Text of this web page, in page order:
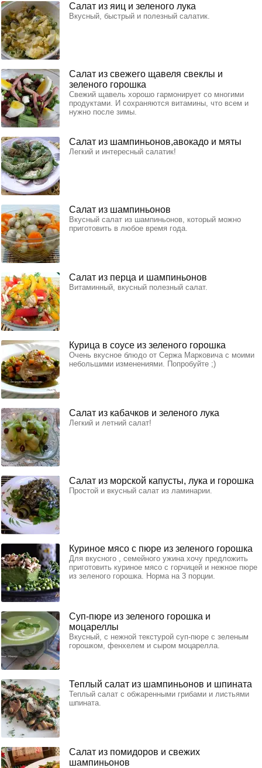
Салат из яиц и зеленого лука
Вкусный, быстрый и полезный салатик.
Салат из свежего щавеля свеклы и
зеленого горошка
Свежий щавель хорошо гармонирует со многими
продуктами. И сохраняются витамины, что всем и
нужно после зимы.
Салат из шампиньонов,авокадо и мяты
Легкий и интересный салатик!
Салат из шампиньонов
Вкусный салат из шампиньонов, который можно
приготовить в любое время года.
Салат из перца и шампиньонов
Витаминный, вкусный полезный салат.
Курица в соусе из зеленого горошка
Очень вкусное блюдо от Сержа Марковича с моими
небольшими изменениями. Попробуйте ;)
Салат из кабачков и зеленого лука
Легкий и летний салат!
Салат из морской капусты, лука и горошка
Простой и вкусный салат из ламинарии.
Куриное мясо с пюре из зеленого горошка
Для вкусного , семейного ужина хочу предложить
приготовить куриное мясо с горчицей и нежное пюре
из зеленого горошка. Норма на 3 порции.
Суп-пюре из зеленого горошка и
моцареллы
Вкусный, с нежной текстурой суп-пюре с зеленым
горошком, фенхелем и сыром моцарелла.
Теплый салат из шампиньонов и шпината
Теплый салат с обжаренными грибами и листьями
шпината.
Салат из помидоров и свежих
шампиньонов